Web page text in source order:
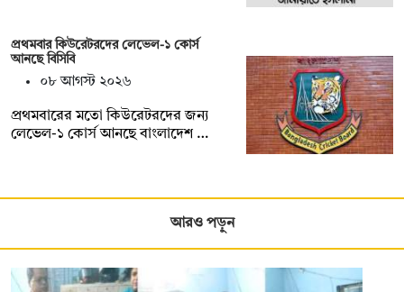
প্রথমবার কিউরেটরদের লেভেল-১ কোর্স
আনছে বিসিবি
০৮ আগস্ট ২০২৬
প্রথমবারের মতো কিউরেটরদের জন্য
লেভেল-১ কোর্স আনছে বাংলাদেশ …
আরও পড়ুন